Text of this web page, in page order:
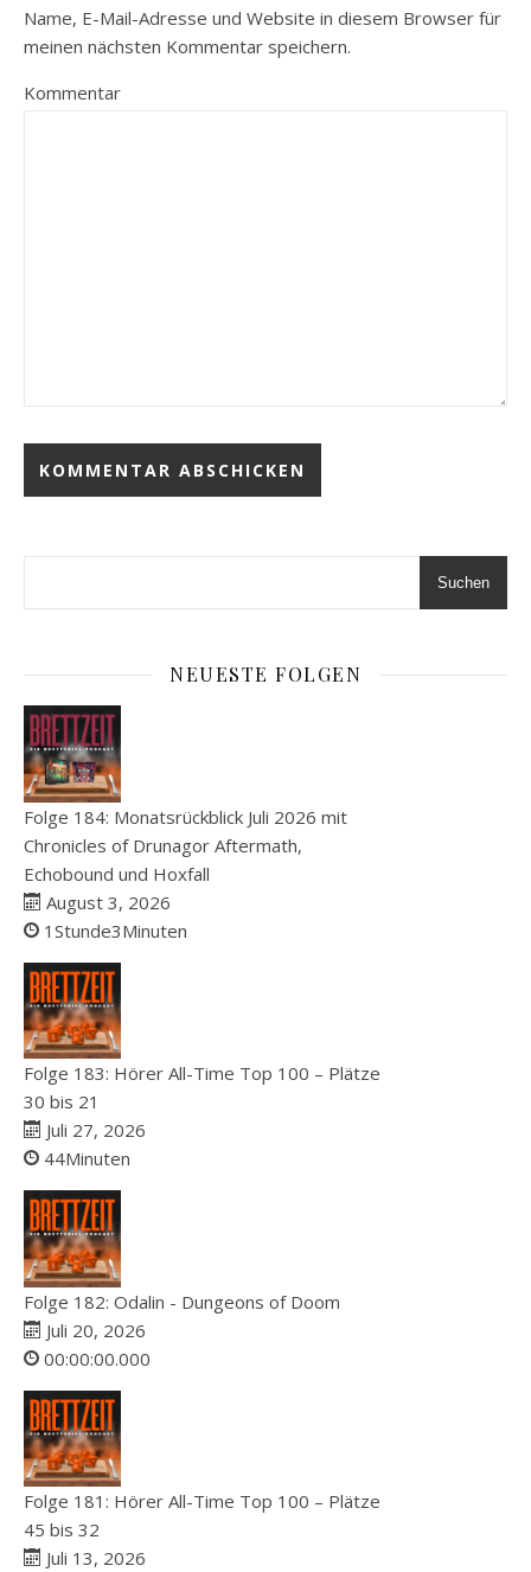
Name, E-Mail-Adresse und Website in diesem Browser für
meinen nächsten Kommentar speichern.
Kommentar
Suchen
NEUESTE FOLGEN
Folge 184: Monatsrückblick Juli 2026 mit
Chronicles of Drunagor Aftermath,
Echobound und Hoxfall
August 3, 2026
1Stunde3Minuten
Folge 183: Hörer All-Time Top 100 – Plätze
30 bis 21
Juli 27, 2026
44Minuten
Folge 182: Odalin - Dungeons of Doom
Juli 20, 2026
00:00:00.000
Folge 181: Hörer All-Time Top 100 – Plätze
45 bis 32
Juli 13, 2026